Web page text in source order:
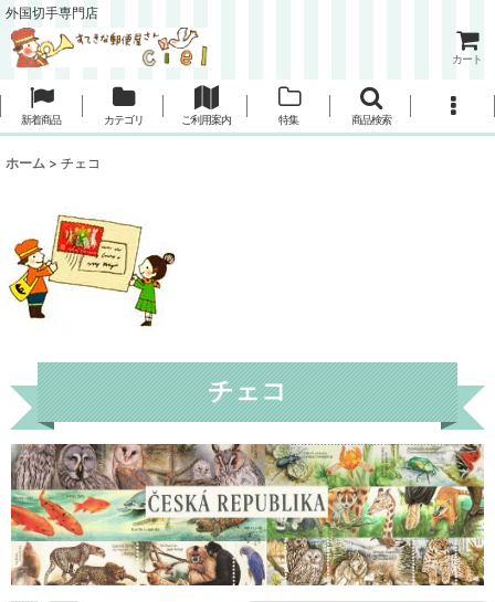
外国切手専門店
カート
新着商品 カテゴリ ご利用案内 特集 商品検索
ホーム > チェコ
チェコ